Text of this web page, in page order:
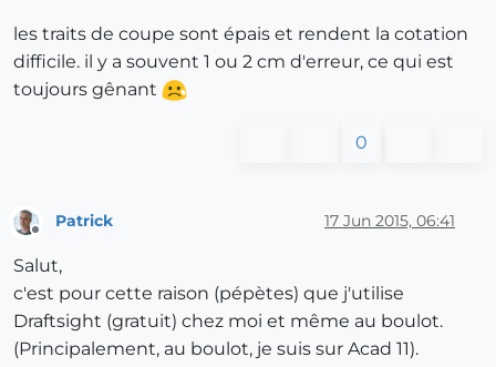
les traits de coupe sont épais et rendent la cotation
difficile. il y a souvent 1 ou 2 cm d'erreur, ce qui est
toujours gênant
0
Patrick 17 Jun 2015, 06:41
Salut,
c'est pour cette raison (pépètes) que j'utilise
Draftsight (gratuit) chez moi et même au boulot.
(Principalement, au boulot, je suis sur Acad 11).